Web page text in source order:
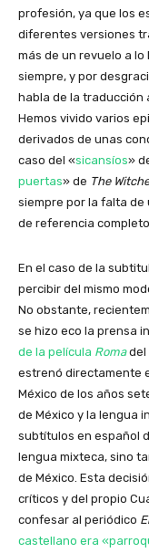
profesión, ya que los
diferentes versiones
más de un revuelo a lo
siempre, y por
habla de la traducción
Hemos vivido varios
derivados de unas
caso del «sicansíos»
puertas» de The
siempre por la falta de
de referencia completo.
En el caso de la
percibir del mismo
No obstante,
se hizo eco la prensa
de la película Romadel
estrenó directamente
México de los años
de México y la lengua
subtítulos en español
lengua mixteca, sino
de México. Esta
críticos y del propio
confesar al periódico
castellano era